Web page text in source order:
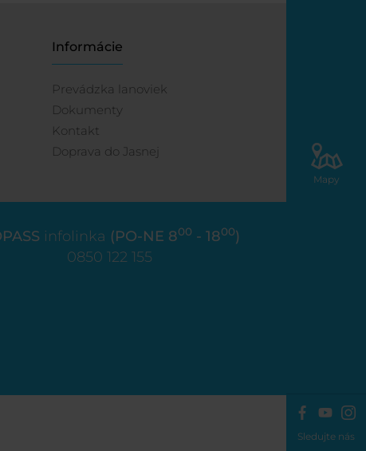
Mapy
Sledujte nás
Informácie
Prevádzka lanoviek
Dokumenty
Kontakt
Doprava do Jasnej
infolinka (PO-NE 800 - 1800)
0850 122 155